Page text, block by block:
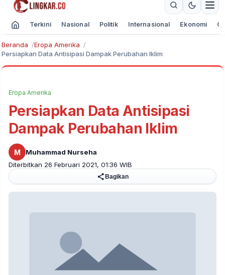
Terkini Nasional Politik Internasional Ekonomi
Beranda
Eropa Amerika
Persiapkan Data Antisipasi Dampak Perubahan Iklim
Eropa Amerika
Persiapkan Data Antisipasi
Dampak Perubahan Iklim
M
Muhammad Nurseha
Diterbitkan 26 Februari 2021, 01:36 WIB
Bagikan